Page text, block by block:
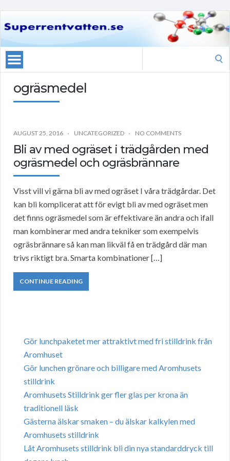
ogräsmedel
AUGUST 25, 2016 UNCATEGORIZED NO COMMENTS
Bli av med ogräset i trädgården med
ogräsmedel och ogräsbrännare
Visst vill vi gärna bli av med ogräset I våra trädgårdar. Det
kan bli komplicerat att för evigt bli av med ogräset men
det finns ogräsmedel som är effektivare än andra och ifall
man kombinerar med andra tekniker som exempelvis
ogräsbrännare så kan man likväl få en trädgård där man
trivs riktigt bra. Smarta kombinationer […]
CONTINUE READING
Gör lunchpaketet mer attraktivt med fri stilldrink från
Aromhuset
Gör lunchen grönare och billigare med Aromhusets
stilldrink
Aromhusets Stilldrink ger fler glas per krona än
traditionell läsk
Gästerna älskar smaken – du älskar kalkylen med
Aromhusets stilldrink
Låt Aromhusets stilldrink bli din nya standarddryck till